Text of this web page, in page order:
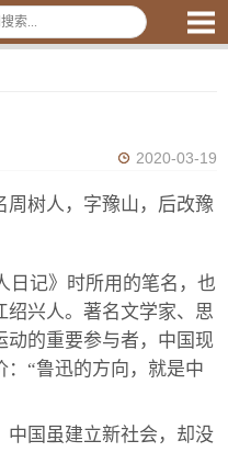
2020-03-19
周树人，字豫山，后改豫
日记》时所用的笔名，也
绍兴人。著名文学家、思
动的重要参与者，中国现
“鲁迅的方向，就是中
中国虽建立新社会，却没